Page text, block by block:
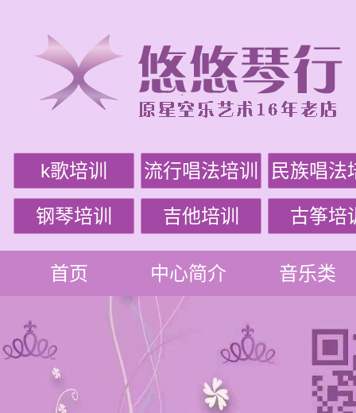
k歌培训 流行唱法培训 民族唱法
钢琴培训 吉他培训 古筝培
首页 中心简介 音乐类